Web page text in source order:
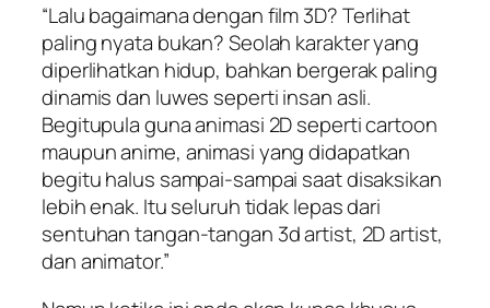
“Lalu bagaimana dengan film 3D? Terlihat
paling nyata bukan? Seolah karakter yang
diperlihatkan hidup, bahkan bergerak paling
dinamis dan luwes seperti insan asli.
Begitupula guna animasi 2D seperti cartoon
maupun anime, animasi yang didapatkan
begitu halus sampai-sampai saat disaksikan
lebih enak. Itu seluruh tidak lepas dari
sentuhan tangan-tangan 3d artist, 2D artist,
dan animator.”